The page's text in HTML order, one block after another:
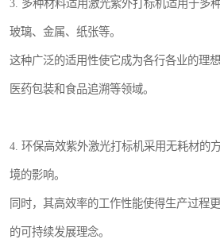
3. 多种材料适用激光紫外打标机适用于多
玻璃、金属、纸张等。
这种广泛的适用性使它成为各行各业的理
医药包装和食品追溯等领域。
4. 环保高效紫外激光打标机采用无耗材的
境的影响。
同时，其高效率的工作性能使得生产过程
的可持续发展理念。